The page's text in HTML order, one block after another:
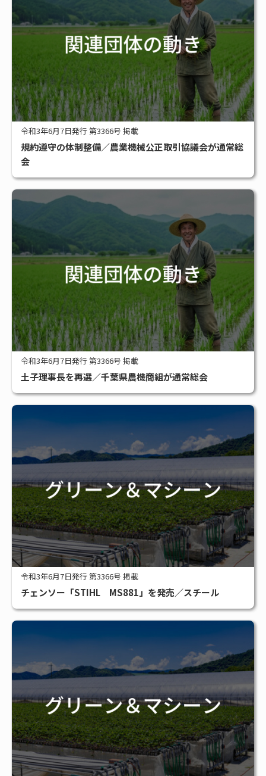
令和3年6月7日発行 第3366号 掲載
規約遵守の体制整備／農業機械公正取引協議会が通常総
会
令和3年6月7日発行 第3366号 掲載
土子理事長を再選／千葉県農機商組が通常総会
令和3年6月7日発行 第3366号 掲載
チェンソー「STIHL MS881」を発売／スチール